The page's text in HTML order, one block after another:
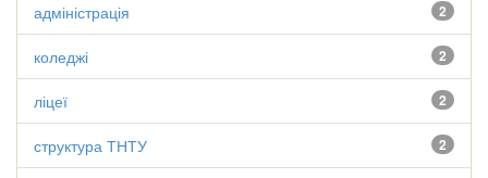
2
адміністрація
2
коледжі
2
ліцеї
2
структура ТНТУ